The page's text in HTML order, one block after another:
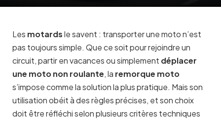
Les motardsle savent : transporter une moto n’est
pas toujours simple. Que ce soit pour rejoindre un
circuit, partir en vacances ou simplement déplacer
une moto non roulante, la remorque moto
s’impose comme la solution la plus pratique. Mais son
utilisation obéit à des règles précises, et son choix
doit être réfléchi selon plusieurs critères techniques